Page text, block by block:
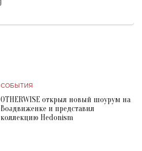
СОБЫТИЯ
OTHERWISE открыл новый шоурум на
Воздвиженке и представил
коллекцию Hedonism